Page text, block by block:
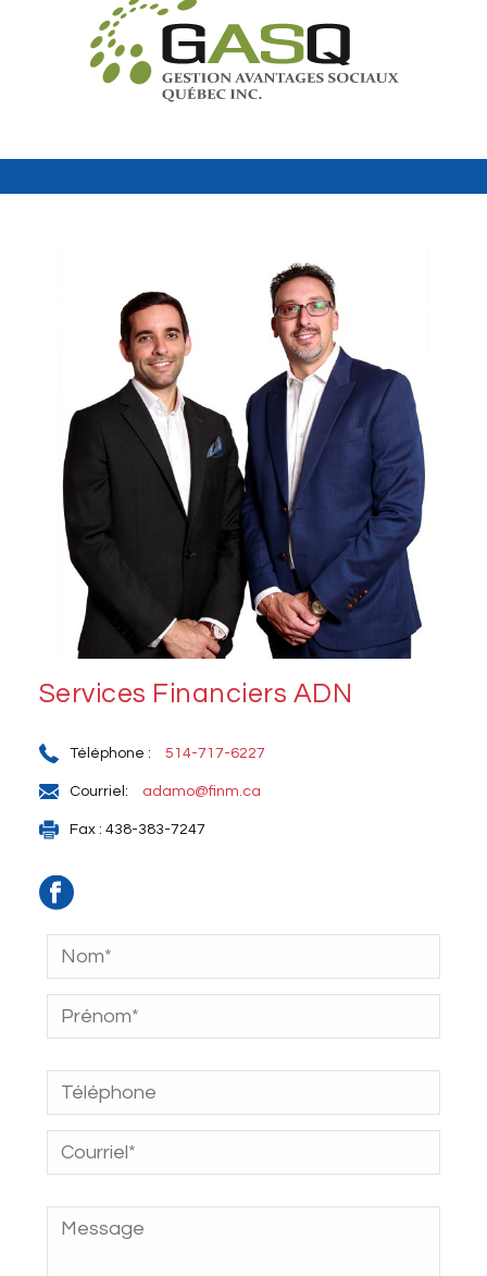
Services Financiers ADN
Téléphone : 514-717-6227
Courriel: adamo@finm.ca
Fax : 438-383-7247